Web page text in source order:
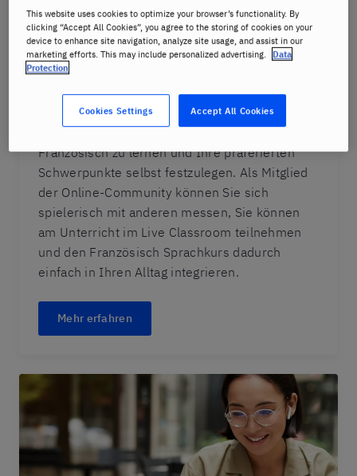
Im eigenen Tempo lernen
CyberTeachers ist unsere mehrfach
ausgezeichnete E-Learning-Plattform, welche
Ihnen die Möglichkeit bietet, selbstständig
Französisch zu lernen und Ihre präferierten
Schwerpunkte selbst festzulegen. Als Mitglied
der Online-Community können Sie sich
spielerisch mit anderen messen, Sie können
am Unterricht im Live Classroom teilnehmen
und den Französisch Sprachkurs dadurch
einfach in Ihren Alltag integrieren.
Mehr erfahren
This website uses cookies to optimize your browser’s functionality. By
clicking “Accept All Cookies”, you agree to the storing of cookies on your
device to enhance site navigation, analyze site usage, and assist in our
marketing efforts. This may include personalized advertising. Data
Protection
Accept All Cookies
Cookies Settings